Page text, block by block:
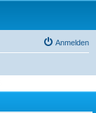
Anmelden